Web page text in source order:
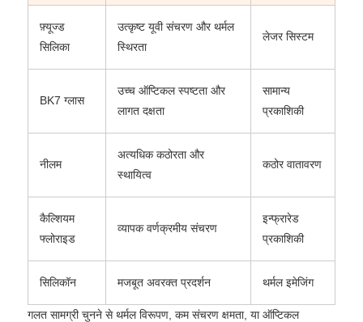
फ़्यूज्ड
सिलिका
उत्कृष्ट यूवी संचरण और थर्मल
स्थिरता
लेजर सिस्टम
BK7 ग्लास
उच्च ऑप्टिकल स्पष्टता और
लागत दक्षता
सामान्य
प्रकाशिकी
नीलम
अत्यधिक कठोरता और
स्थायित्व
कठोर वातावरण
कैल्शियम
फ्लोराइड
व्यापक वर्णक्रमीय संचरण
इन्फ्रारेड
प्रकाशिकी
सिलिकॉन मजबूत अवरक्त प्रदर्शन थर्मल इमेजिंग
गलत सामग्री चुनने से थर्मल विरूपण, कम संचरण क्षमता, या ऑप्टिकल